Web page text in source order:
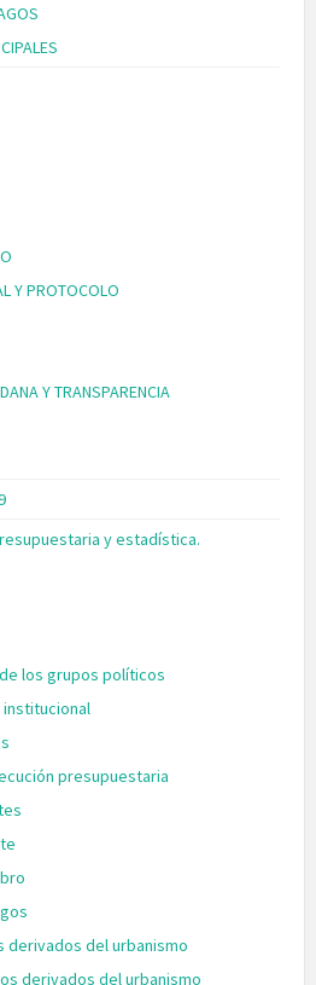
Y PROTOCOLO
Y TRANSPARENCIA
y estadística.
los grupos políticos
presupuestaria
derivados del urbanismo
derivados del urbanismo